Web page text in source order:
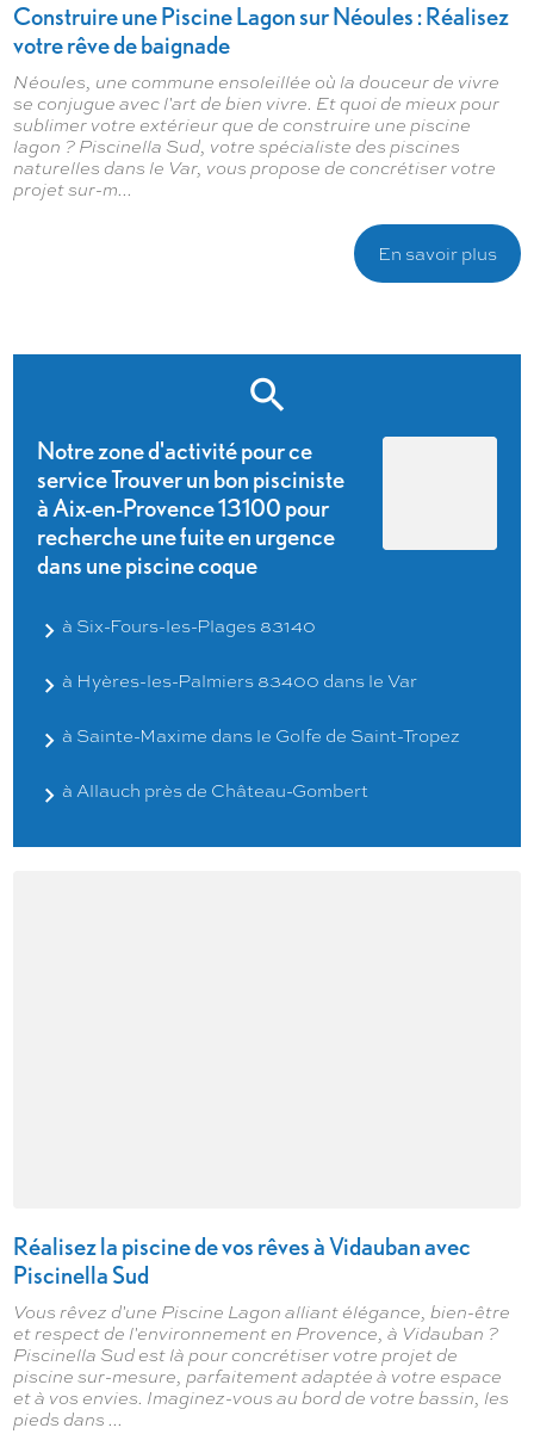
Construire une Piscine Lagon sur Néoules : Réalisez
votre rêve de baignade
Néoules, une commune ensoleillée où la douceur de vivre
se conjugue avec l'art de bien vivre. Et quoi de mieux pour
sublimer votre extérieur que de construire une piscine
lagon ? Piscinella Sud, votre spécialiste des piscines
naturelles dans le Var, vous propose de concrétiser votre
projet sur-m...
En savoir plus
Notre zone d'activité pour ce
service Trouver un bon pisciniste
à Aix-en-Provence 13100 pour
recherche une fuite en urgence
dans une piscine coque
à Six-Fours-les-Plages 83140
à Hyères-les-Palmiers 83400 dans le Var
à Sainte-Maxime dans le Golfe de Saint-Tropez
à Allauch près de Château-Gombert
Réalisez la piscine de vos rêves à Vidauban avec
Piscinella Sud
Vous rêvez d'une Piscine Lagon alliant élégance, bien-être
et respect de l'environnement en Provence, à Vidauban ?
Piscinella Sud est là pour concrétiser votre projet de
piscine sur-mesure, parfaitement adaptée à votre espace
et à vos envies. Imaginez-vous au bord de votre bassin, les
pieds dans ...